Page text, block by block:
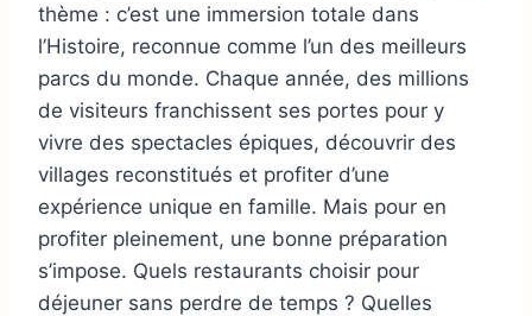
thème : c’est une immersion totale dans
l’Histoire, reconnue comme l’un des meilleurs
parcs du monde. Chaque année, des millions
de visiteurs franchissent ses portes pour y
vivre des spectacles épiques, découvrir des
villages reconstitués et profiter d’une
expérience unique en famille. Mais pour en
profiter pleinement, une bonne préparation
s’impose. Quels restaurants choisir pour
déjeuner sans perdre de temps ? Quelles